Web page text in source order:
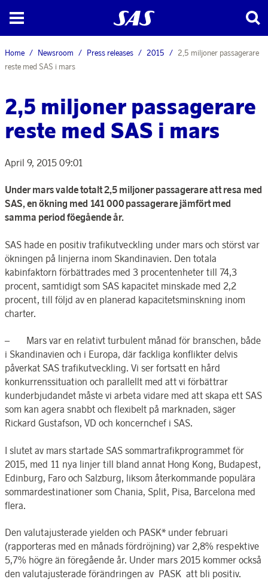
Home Newsroom Press releases 2015
2,5 miljoner passagerare
reste med SAS i mars
2,5 miljoner passagerare
reste med SAS i mars
April 9, 2015 09:01
Under mars valde totalt 2,5 miljoner passagerare att resa med
SAS, en ökning med 141 000 passagerare jämfört med
samma period föegående år.
SAS hade en positiv trafikutveckling under mars och störst var
ökningen på linjerna inom Skandinavien. Den totala
kabinfaktorn förbättrades med 3 procentenheter till 74,3
procent, samtidigt som SAS kapacitet minskade med 2,2
procent, till följd av en planerad kapacitetsminskning inom
charter.
– Mars var en relativt turbulent månad för branschen, både
i Skandinavien och i Europa, där fackliga konflikter delvis
påverkat SAS trafikutveckling. Vi ser fortsatt en hård
konkurrenssituation och parallellt med att vi förbättrar
kunderbjudandet måste vi arbeta vidare med att skapa ett SAS
som kan agera snabbt och flexibelt på marknaden, säger
Rickard Gustafson, VD och koncernchef i SAS.
I slutet av mars startade SAS sommartrafikprogrammet för
2015, med 11 nya linjer till bland annat Hong Kong, Budapest,
Edinburg, Faro och Salzburg, liksom återkommande populära
sommardestinationer som Chania, Split, Pisa, Barcelona med
flera.
Den valutajusterade yielden och PASK* under februari
(rapporteras med en månads fördröjning) var 2,8% respektive
5,7% högre än föregående år. Under mars 2015 kommer också
den valutajusterade förändringen av PASK att bli positiv.